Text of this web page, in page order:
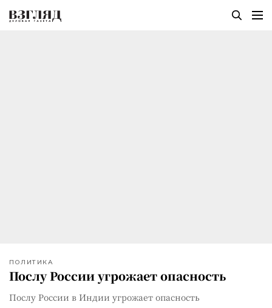
ПОЛИТИКА
Послу России угрожает опасность
Послу России в Индии угрожает опасность